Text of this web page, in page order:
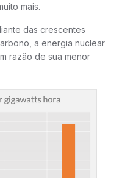
mais.
das crescentes
a energia nuclear
razão de sua menor